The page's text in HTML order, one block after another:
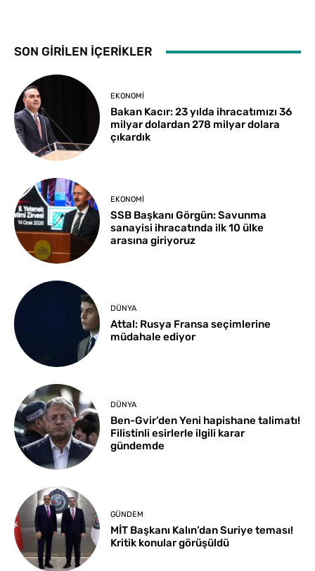
SON GİRİLEN İÇERİKLER
EKONOMI
Bakan Kacır: 23 yılda ihracatımızı 36
milyar dolardan 278 milyar dolara
çıkardık
EKONOMI
SSB Başkanı Görgün: Savunma
sanayisi ihracatında ilk 10 ülke
arasına giriyoruz
DÜNYA
Attal: Rusya Fransa seçimlerine
müdahale ediyor
DÜNYA
Ben-Gvir’den Yeni hapishane talimatı!
Filistinli esirlerle ilgili karar
gündemde
GÜNDEM
MİT Başkanı Kalın’dan Suriye teması!
Kritik konular görüşüldü